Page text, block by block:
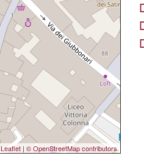
Leaflet | © OpenStreetMap contributors